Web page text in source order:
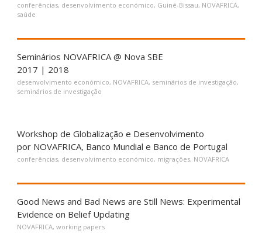
conferências, desenvolvimento económico, Guiné-Bissau, NOVAFRICA,
saúde
Seminários NOVAFRICA @ Nova SBE
2017 | 2018
desenvolvimento económico, NOVAFRICA, seminários de investigação,
seminários de investigação
Workshop de Globalização e Desenvolvimento
por NOVAFRICA, Banco Mundial e Banco de Portugal
conferências, desenvolvimento económico, migrações, NOVAFRICA
Good News and Bad News are Still News: Experimental
Evidence on Belief Updating
NOVAFRICA, working papers